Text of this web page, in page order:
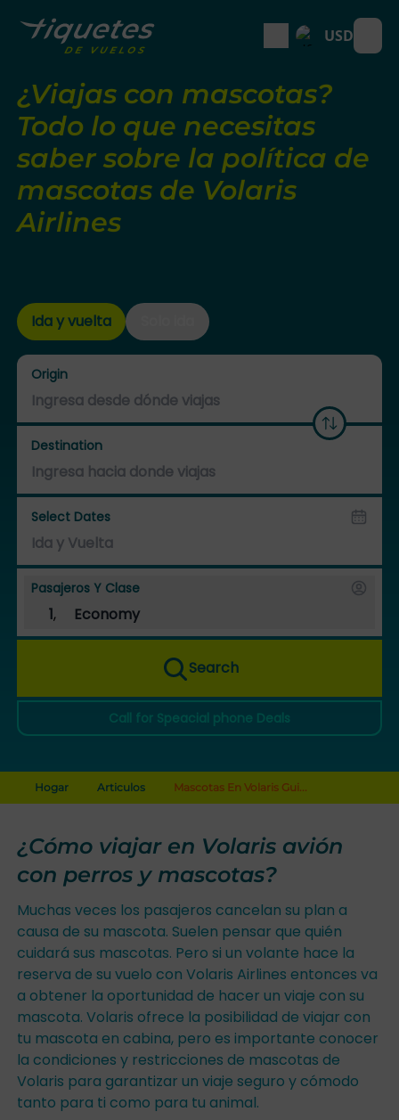
USD
¿Viajas con mascotas?
Todo lo que necesitas
saber sobre la política de
mascotas de Volaris
Airlines
Ida y vuelta
Origin
Destination
Select Dates
Pasajeros Y Clase
1, Economy
Search
Call for Speacial phone Deals
Hogar Articulos Mascotas En Volaris Gui...
¿Cómo viajar en Volaris avión
con perros y mascotas?
Muchas veces los pasajeros cancelan su plan a
causa de su mascota. Suelen pensar que quién
cuidará sus mascotas. Pero si un volante hace la
reserva de su vuelo con Volaris Airlines entonces va
a obtener la oportunidad de hacer un viaje con su
mascota. Volaris ofrece la posibilidad de viajar con
tu mascota en cabina, pero es importante conocer
la condiciones y restricciones de mascotas de
Volaris para garantizar un viaje seguro y cómodo
tanto para ti como para tu animal.